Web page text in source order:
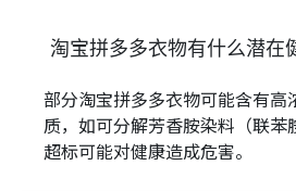
淘宝拼多多衣物有什么潜在
部分淘宝拼多多衣物可能含有高
质，如可分解芳香胺染料（联苯
超标可能对健康造成危害。